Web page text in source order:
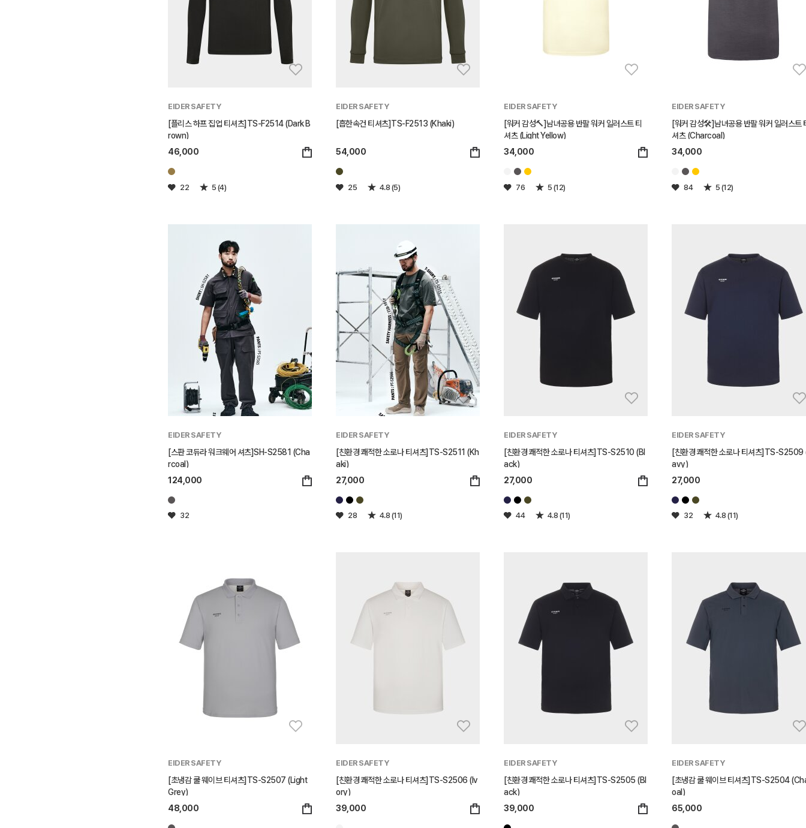
EIDER SAFETY
[플리스 하프 집업 티셔츠]TS-F2514 (Dark B
rown)
46,000
22 5 (4)
EIDER SAFETY
[흡한속건 티셔츠]TS-F2513 (Khaki)
54,000
25 4.8 (5)
EIDER SAFETY
[워커 감성🔨]남녀공용 반팔 워커 일러스트 티
셔츠 (Light Yellow)
34,000
76 5 (12)
EIDER SAFETY
[워커 감성🛠️]남녀공용 반팔 워커 일러스트
셔츠 (Charcoal)
34,000
84 5 (12)
EIDER SAFETY
[스판 코듀라 워크웨어 셔츠]SH-S2581 (Cha
rcoal)
124,000
32
EIDER SAFETY
[친환경 쾌적한 소로나 티셔츠]TS-S2511 (Kh
aki)
27,000
28 4.8 (11)
EIDER SAFETY
[친환경 쾌적한 소로나 티셔츠]TS-S2510 (Bl
ack)
27,000
44 4.8 (11)
EIDER SAFETY
[친환경 쾌적한 소로나 티셔츠]TS-S2509
avy)
27,000
32 4.8 (11)
EIDER SAFETY
[초냉감 쿨 웨이브 티셔츠]TS-S2507 (Light
Grey)
48,000
EIDER SAFETY
[친환경 쾌적한 소로나 티셔츠]TS-S2506 (Iv
ory)
39,000
EIDER SAFETY
[친환경 쾌적한 소로나 티셔츠]TS-S2505 (Bl
ack)
39,000
EIDER SAFETY
[초냉감 쿨 웨이브 티셔츠]TS-S2504
oal)
65,000